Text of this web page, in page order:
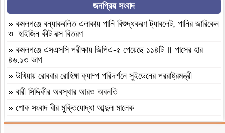
বগুড়া সান্তাহারে শিক্ষার্থীদের হাতে পাঁচ শতাধীক গাছের চারা তুলে দিলেন
যুবদল নেতারা
» বগুড়া শেরপুরে অস্বাস্থ্যকর পরিবেশে দই-মিষ্টি তৈরি, দুই কারখানাকে ১ লাখ
»নওগাঁ পত্নীতলায় ৪ লিটার চোলাইমদ ও ৭০ লিটার মদ তৈরির উপকরণসহ
নারী আটক
বড়লেখায় বর্ণাঢ্য আয়োজনে আন্তর্জাতিক আদিবাসী দিবস উদযাপন
কমলগঞ্জে মরহুম মাওলানা আব্দুল আহাদের ঈসালে সাওয়াব উপলক্ষে
আলোচনা ও দোয়া মাহফিল।
»দৈনিক ৫শ টাকা মজুরীর দাবীতে বড়লেখায় চা শ্রমিকদের গণবিক্ষোভ
জনপ্রিয় সংবাদ
» কমলগঞ্জে বন্যাকবলিত এলাকায় পানি বিশুদ্ধকরণ ট্যাবলেট, পানির জারিকেন
ও হাইজিন কীট বক্স বিতরণ
» কমলগঞ্জে এসএসসি পরীক্ষায় জিপিএ-৫ পেয়েছে ১১৪টি ॥ পাসের হার
৪৬.১৩ ভাগ
» উখিয়ায় রোববার রোহিঙ্গা ক্যাম্প পরিদর্শনে সুইডেনের পররাষ্ট্রমন্ত্রী
» বারী সিদ্দিকীর অবস্থার আরও অবনতি
» শোক সংবাদ বীর মুক্তিযোদ্ধা আব্দুল মালেক
»মৃত্যুবাষির্কী মোহাম্মদ ইলিয়াছ